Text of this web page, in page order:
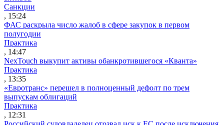
Санкции
, 15:24
ФАС раскрыла число жалоб в сфере закупок в первом
полугодии
Практика
, 14:47
NexTouch выкупит активы обанкротившегося «Кванта»
Практика
, 13:35
«Евротранс» перешел в полноценный дефолт по трем
выпускам облигаций
Практика
, 12:31